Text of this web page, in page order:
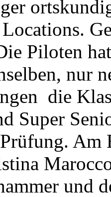
Locations.
Piloten
nur
die
Super
Am
und